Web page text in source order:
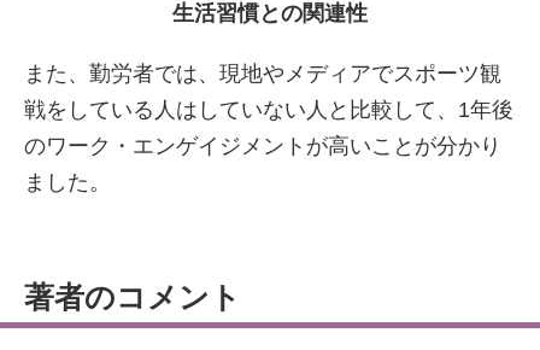
生活習慣との関連性
また、勤労者では、現地やメディアでスポーツ観
戦をしている人はしていない人と比較して、1年後
のワーク・エンゲイジメントが高いことが分かり
ました。
著者のコメント